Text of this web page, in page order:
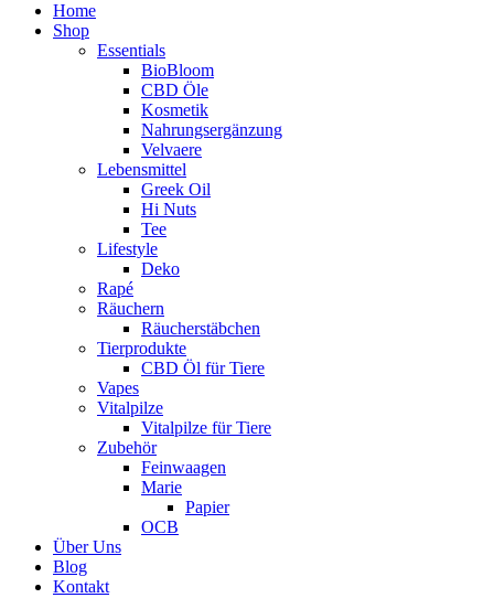
Home
Shop
Essentials
BioBloom
CBD Öle
Kosmetik
Nahrungsergänzung
Velvaere
Lebensmittel
Greek Oil
Hi Nuts
Tee
Lifestyle
Deko
Rapé
Räuchern
Räucherstäbchen
Tierprodukte
CBD Öl für Tiere
Vapes
Vitalpilze
Vitalpilze für Tiere
Zubehör
Feinwaagen
Marie
Papier
OCB
Über Uns
Blog
Kontakt